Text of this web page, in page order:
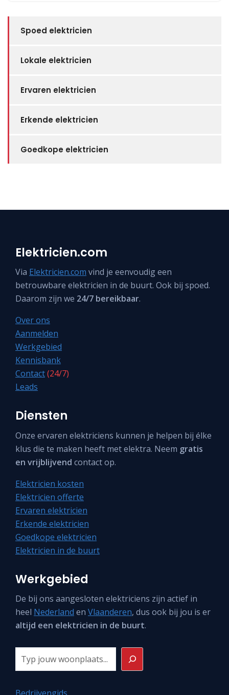
Spoed elektricien
Lokale elektricien
Ervaren elektricien
Erkende elektricien
Goedkope elektricien
Elektricien.com
Via Elektricien.com vind je eenvoudig een
betrouwbare elektricien in de buurt. Ook bij spoed.
Daarom zijn we 24/7 bereikbaar.
Over ons
Aanmelden
Werkgebied
Kennisbank
Contact(24/7)
Leads
Diensten
Onze ervaren elektriciens kunnen je helpen bij élke
klus die te maken heeft met elektra. Neem gratis
en vrijblijvend contact op.
Elektricien kosten
Elektricien offerte
Ervaren elektricien
Erkende elektricien
Goedkope elektricien
Elektricien in de buurt
Werkgebied
De bij ons aangesloten elektriciens zijn actief in
heel Nederland en Vlaanderen, dus ook bij jou is er
altijd een elektricien in de buurt.
Zoeken